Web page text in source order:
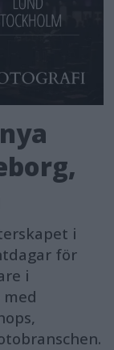
i
för
i
med